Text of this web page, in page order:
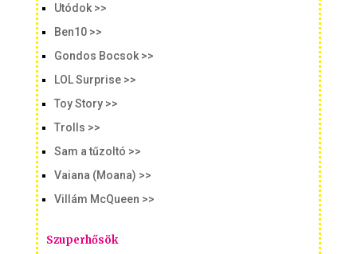
Utódok >>
Ben10 >>
Gondos Bocsok >>
LOL Surprise >>
Toy Story >>
Trolls >>
Sam a tűzoltó >>
Vaiana (Moana) >>
Villám McQueen >>
Szuperhősök